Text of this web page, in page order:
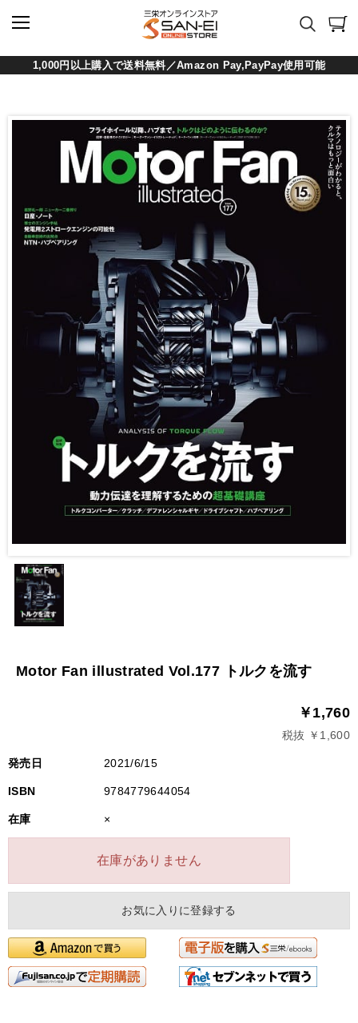
1,000円以上購入で送料無料／Amazon Pay,PayPay使用可能
Motor Fan illustrated Vol.177 トルクを流す
￥1,760
税抜 ￥1,600
発売日 2021/6/15
ISBN 9784779644054
在庫 ×
在庫がありません
お気に入りに登録する